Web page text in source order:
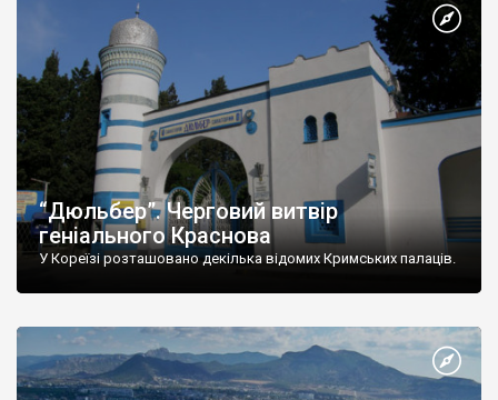
“Дюльбер”. Черговий витвір
геніального Краснова
У Кореїзі розташовано декілька відомих Кримських палаців.